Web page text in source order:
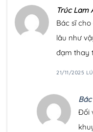
Trúc Lam
Bác sĩ
lâu như
đạm thay
21/11/2025
Đối